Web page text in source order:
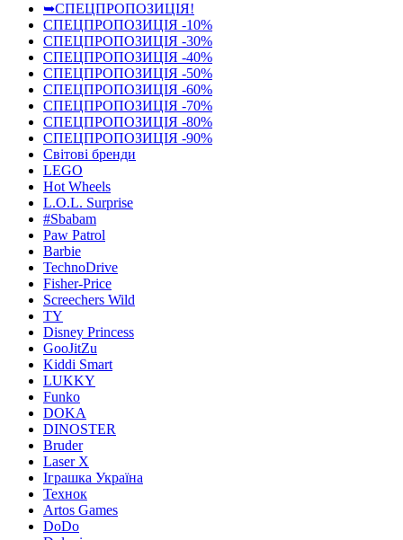
➥СПЕЦПРОПОЗИЦІЯ!
СПЕЦПРОПОЗИЦІЯ -10%
СПЕЦПРОПОЗИЦІЯ -30%
СПЕЦПРОПОЗИЦІЯ -40%
СПЕЦПРОПОЗИЦІЯ -50%
СПЕЦПРОПОЗИЦІЯ -60%
СПЕЦПРОПОЗИЦІЯ -70%
СПЕЦПРОПОЗИЦІЯ -80%
СПЕЦПРОПОЗИЦІЯ -90%
Світові бренди
LEGO
Hot Wheels
L.O.L. Surprise
#Sbabam
Paw Patrol
Barbie
TechnoDrive
Fisher-Price
Screechers Wild
TY
Disney Princess
GooJitZu
Kiddi Smart
LUKKY
Funko
DOKA
DINOSTER
Bruder
Laser X
Іграшка Україна
Технок
Artos Games
DoDo